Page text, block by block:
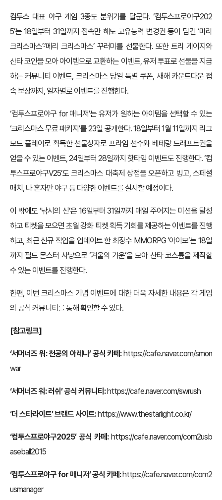
컴투스 대표 야구 게임 3종도 분위기를 달군다. ‘컴투스프로야구202
5’는 18일부터 31일까지 접속만 해도 고유능력 변경권 등이 담긴 ‘미리
크리스마스’·‘메리 크리스마스’ 꾸러미를 선물한다. 또한 트리 게이지와
산타 코인을 모아 아이템으로 교환하는 이벤트, 유저 투표로 선물을 지급
하는 커뮤니티 이벤트, 크리스마스 당일 특별 쿠폰, 새해 카운트다운 접
속 보상까지, 일자별로 이벤트를 진행한다.
‘컴투스프로야구 for 매니저’는 유저가 원하는 아이템을 선택할 수 있는
‘크리스마스 무료 패키지’를 23일 공개한다. 18일부터 1월 11일까지 리그
모드 플레이로 획득한 선물상자로 프라임 선수와 베테랑 드래프트권을
얻을 수 있는 이벤트, 24일부터 28일까지 핫타임 이벤트도 진행한다. ‘컴
투스프로야구V25’도 크리스마스 대축제 상점을 오픈하고 빙고, 스페셜
매치, 나 혼자만 야구 등 다양한 이벤트를 실시할 예정이다.
이 밖에도 ‘낚시의 신’은 16일부터 31일까지 매일 주어지는 미션을 달성
하고 티켓을 모으면 초월 강화 티켓 획득 기회를 제공하는 이벤트를 진행
하고, 최근 신규 직업을 업데이트 한 최장수 MMORPG ‘아이모’는 18일
까지 필드 몬스터 사냥으로 ‘겨울의 기운’을 모아 산타 코스튬을 제작할
수 있는 이벤트를 진행한다.
한편, 이번 크리스마스 기념 이벤트에 대한 더욱 자세한 내용은 각 게임
의 공식 커뮤니티를 통해 확인할 수 있다.
[참고링크]
‘서머너즈 워: 천공의 아레나’ 공식 카페:https://cafe.naver.com/smon
war
‘서머너즈 워: 러쉬’ 공식 커뮤니티:https://cafe.naver.com/swrush
‘더 스타라이트’ 브랜드 사이트:https://www.thestarlight.co.kr/
‘컴투스프로야구2025’ 공식 카페: https://cafe.naver.com/com2usb
aseball2015
‘컴투스프로야구 for 매니저’ 공식 카페:https://cafe.naver.com/com2
usmanager